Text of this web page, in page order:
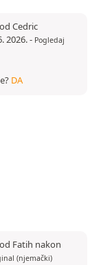
Cedric
2026.- Pogledaj
DA
Fatih nakon
(njemački)